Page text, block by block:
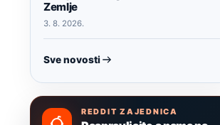
Zemlje
3. 8. 2026.
Sve novosti
REDDIT ZAJEDNICA